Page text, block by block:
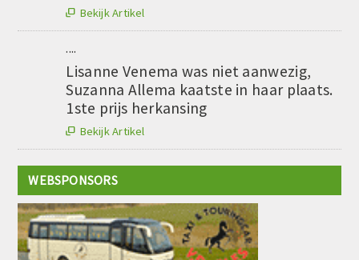
 Bekijk Artikel
....
Lisanne Venema was niet aanwezig,
Suzanna Allema kaatste in haar plaats.
1ste prijs herkansing
 Bekijk Artikel
WEBSPONSORS